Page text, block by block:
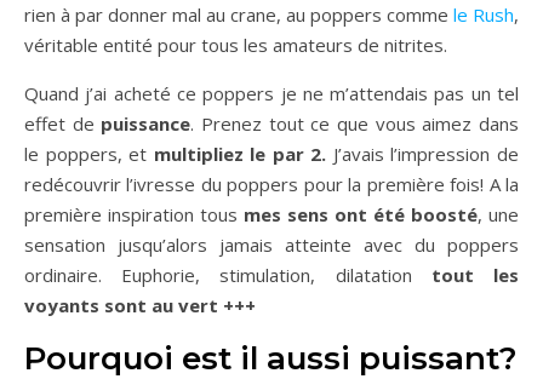
rien à par donner mal au crane, au poppers comme le Rush,
véritable entité pour tous les amateurs de nitrites.
Quand j’ai acheté ce poppers je ne m’attendais pas un tel
effet de puissance. Prenez tout ce que vous aimez dans
le poppers, et multipliez le par 2. J’avais l’impression de
redécouvrir l’ivresse du poppers pour la première fois! A la
première inspiration tous mes sens ont été boosté, une
sensation jusqu’alors jamais atteinte avec du poppers
ordinaire. Euphorie, stimulation, dilatation tout les
voyants sont au vert +++
Pourquoi est il aussi puissant?